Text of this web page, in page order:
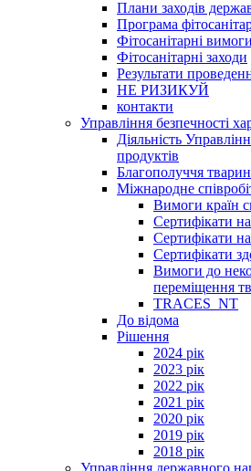
Плани заходів
Програма
Фітосанітарні
Фітосанітарні заходи
Результати
НЕ РИЗИКУЙ
контакти
Управління безпечності
Діяльність
продуктів
Благополуччя тварин
Міжнародне
Вимоги країн
Сертифікати
Сертифікати
Сертифікати
Вимоги до
переміщення
TRACES_NT
До відома
Рішення
2024 рік
2023 рік
2022 рік
2021 рік
2020 рік
2019 рік
2018 рік
Управління державного